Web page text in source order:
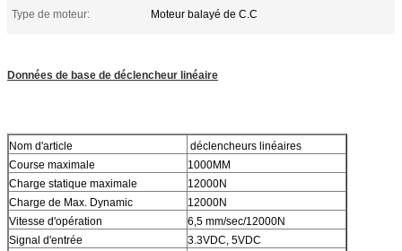
Type de moteur:
Moteur balayé de C.C
Données de base de déclencheur linéaire
Nom d'article
déclencheurs linéaires
Course maximale
1000MM
Charge statique maximale
12000N
Charge de Max. Dynamic
12000N
Vitesse d'opération
6,5 mm/sec/12000N
Signal d'entrée
3.3VDC, 5VDC